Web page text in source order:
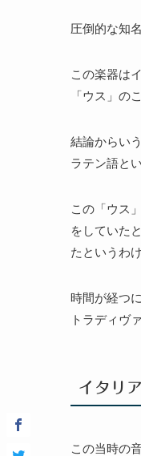
圧倒的な知
この楽器は
「ウス」の
結論からい
ラテン語と
この「ウス
をしていた
たというわ
時間が経つ
トラディヴ
イタリ
この当時の